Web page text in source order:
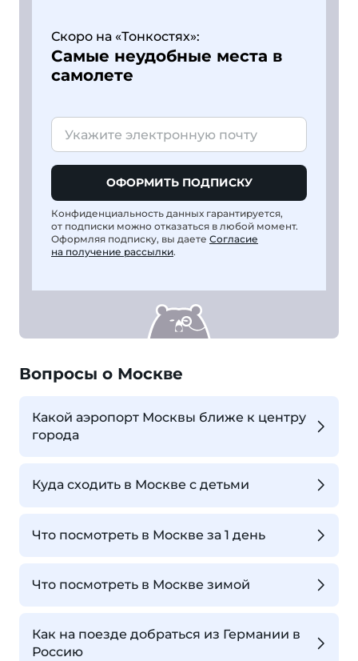
Скоро на «Тонкостях»:
Самые неудобные места в
самолете
ОФОРМИТЬ ПОДПИСКУ
Конфиденциальность данных гарантируется,
от подписки можно отказаться в любой момент.
Оформляя подписку, вы даете Согласие
на получение рассылки.
Вопросы о Москве
Какой аэропорт Москвы ближе к центру
города
Куда сходить в Москве с детьми
Что посмотреть в Москве за 1 день
Что посмотреть в Москве зимой
Как на поезде добраться из Германии в
Россию